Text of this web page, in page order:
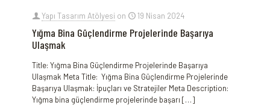
Yapı Tasarım Atölyesi on 19 Nisan 2024
Yığma Bina Güçlendirme Projelerinde Başarıya
Ulaşmak
Title: Yığma‌ Bina Güçlendirme Projelerinde Başarıya
Ulaşmak Meta Title: ​ Yığma Bina​ Güçlendirme Projelerinde
Başarıya Ulaşmak: İpuçları ve Stratejiler Meta ⁤Description:
Yığma bina güçlendirme projelerinde başarı […]